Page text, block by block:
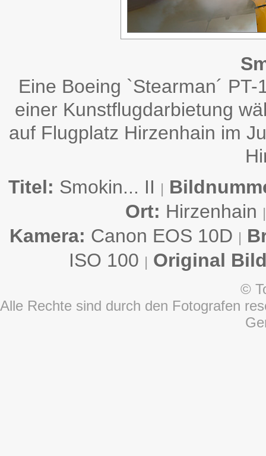
Eine Boeing `Stearman´
einer Kunstflugdarbietung
auf Flugplatz Hirzenhain im
Titel: Smokin... II |
Ort: Hirzenhain |
Kamera: Canon EOS 10D |
ISO 100 | Original
©
Alle Rechte sind durch den Fotografen